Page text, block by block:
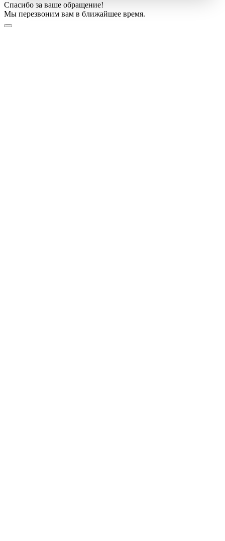
Спасибо за ваше обращение!
Мы перезвоним вам в ближайшее время.